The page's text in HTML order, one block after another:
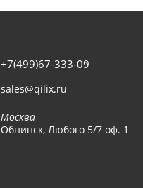
+7(499)67-333-09
sales@qilix.ru
Москва
Обнинск, Любого 5/7 оф. 1